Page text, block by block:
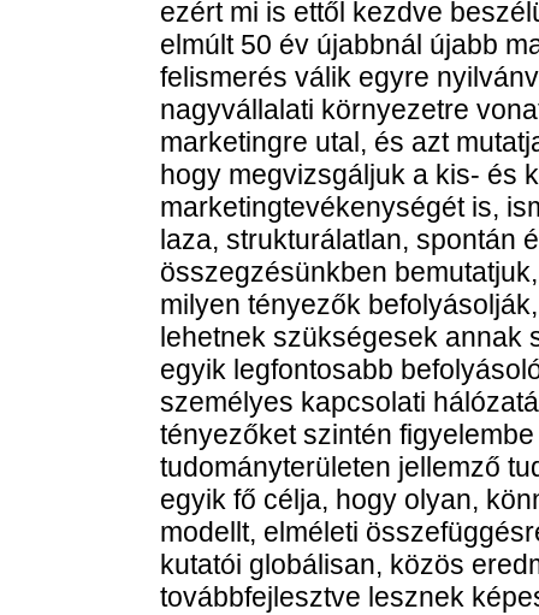
ezért mi is ettől kezdve
elmúlt 50 év újabbnál újabb
felismerés válik egyre
nagyvállalati környezetre
marketingre utal, és azt
hogy megvizsgáljuk a kis- és
marketingtevékenységét is,
laza, strukturálatlan, spontán
összegzésünkben
milyen tényezők
lehetnek szükségesek annak
egyik legfontosabb
személyes kapcsolati
tényezőket szintén
tudományterületen jellemző
egyik fő célja, hogy olyan,
modellt, elméleti
kutatói globálisan, közös
továbbfejlesztve lesznek